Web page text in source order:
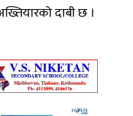
दाबी छ ।